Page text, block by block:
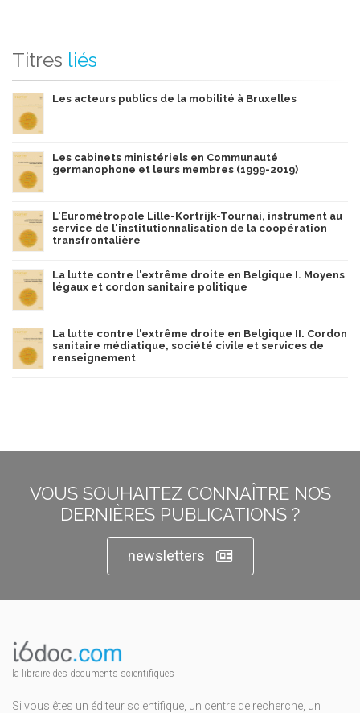
Titres liés
Les acteurs publics de la mobilité à Bruxelles
Les cabinets ministériels en Communauté
germanophone et leurs membres (1999-2019)
L'Eurométropole Lille-Kortrijk-Tournai, instrument au
service de l'institutionnalisation de la coopération
transfrontalière
La lutte contre l'extrême droite en Belgique I. Moyens
légaux et cordon sanitaire politique
La lutte contre l'extrême droite en Belgique II. Cordon
sanitaire médiatique, société civile et services de
renseignement
VOUS SOUHAITEZ CONNAÎTRE NOS
DERNIÈRES PUBLICATIONS ?
newsletters
la libraire des documents scientifiques
Si vous êtes un éditeur scientifique, un centre de recherche, un